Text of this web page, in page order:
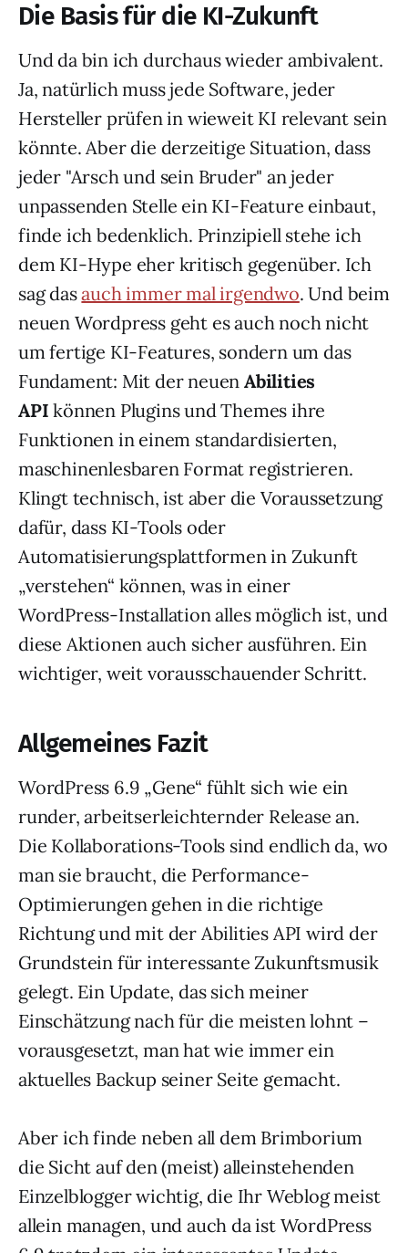
Die Basis für die KI-Zukunft
Und da bin ich durchaus wieder ambivalent.
Ja, natürlich muss jede Software, jeder
Hersteller prüfen in wieweit KI relevant sein
könnte. Aber die derzeitige Situation, dass
jeder "Arsch und sein Bruder" an jeder
unpassenden Stelle ein KI-Feature einbaut,
finde ich bedenklich. Prinzipiell stehe ich
dem KI-Hype eher kritisch gegenüber. Ich
sag dasauch immer mal irgendwo. Und beim
neuen Wordpress geht es auch noch nicht
um fertige KI-Features, sondern um das
Fundament: Mit der neuenAbilities
API können Plugins und Themes ihre
Funktionen in einem standardisierten,
maschinenlesbaren Format registrieren.
Klingt technisch, ist aber die Voraussetzung
dafür, dass KI-Tools oder
Automatisierungsplattformen in Zukunft
„verstehen“ können, was in einer
WordPress-Installation alles möglich ist, und
diese Aktionen auch sicher ausführen. Ein
wichtiger, weit vorausschauender Schritt.
Allgemeines Fazit
WordPress 6.9 „Gene“ fühlt sich wie ein
runder, arbeitserleichternder Release an.
Die Kollaborations-Tools sind endlich da, wo
man sie braucht, die Performance-
Optimierungen gehen in die richtige
Richtung und mit der Abilities API wird der
Grundstein für interessante Zukunftsmusik
gelegt. Ein Update, das sich meiner
Einschätzung nach für die meisten lohnt –
vorausgesetzt, man hat wie immer ein
aktuelles Backup seiner Seite gemacht.
Aber ich finde neben all dem Brimborium
die Sicht auf den (meist) alleinstehenden
Einzelblogger wichtig, die Ihr Weblog meist
allein managen, und auch da ist WordPress